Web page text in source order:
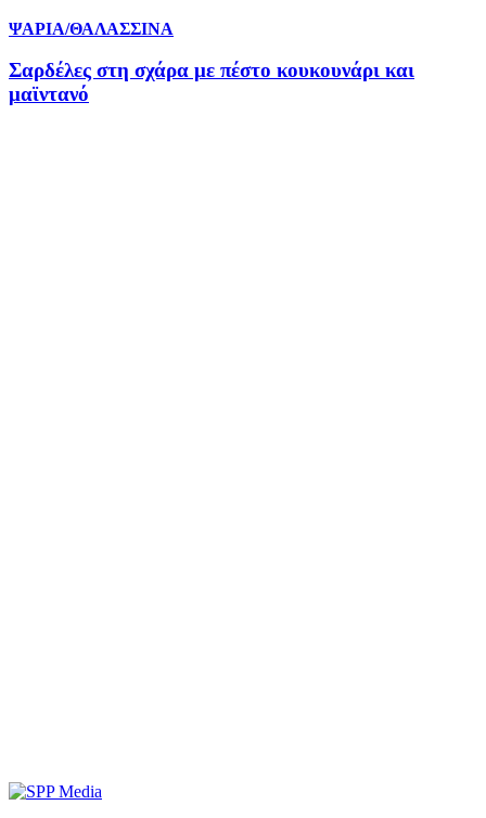
ΨΑΡΙΑ/ΘΑΛΑΣΣΙΝΑ
Σαρδέλες στη σχάρα με πέστο κουκουνάρι και
μαϊντανό